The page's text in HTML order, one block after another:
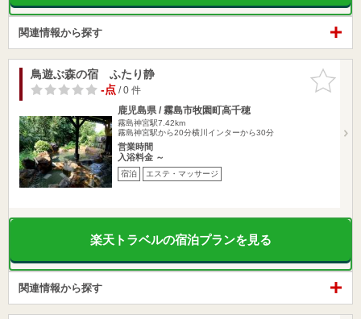
関連情報から探す
お気に入
りに追加
鳥遊ぶ森の宿 ふたり静
-点/ 0 件
鹿児島県 / 霧島市牧園町高千穂
霧島神宮駅7.42km
霧島神宮駅から20分横川インターから30分
営業時間
入浴料金 ～
宿泊 エステ・マッサージ
楽天トラベルの宿泊プランを見る
関連情報から探す